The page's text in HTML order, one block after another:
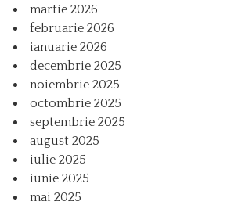
martie 2026
februarie 2026
ianuarie 2026
decembrie 2025
noiembrie 2025
octombrie 2025
septembrie 2025
august 2025
iulie 2025
iunie 2025
mai 2025